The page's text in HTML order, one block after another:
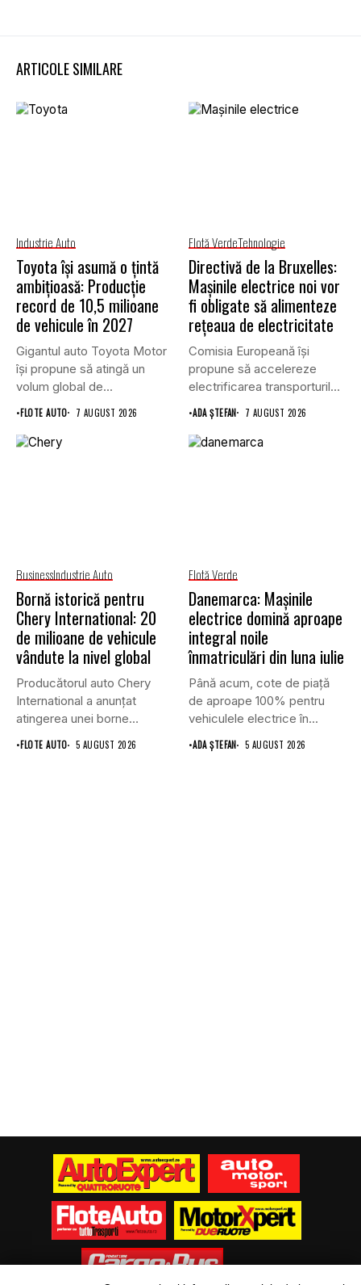
ARTICOLE SIMILARE
Industrie Auto
Toyota își asumă o țintă
ambițioasă: Producție
record de 10,5 milioane
de vehicule în 2027
Gigantul auto Toyota Motor
își propune să atingă un
volum global de...
•FLOTE AUTO 7 AUGUST 2026
Flotă VerdeTehnologie
Directivă de la Bruxelles:
Mașinile electrice noi vor
fi obligate să alimenteze
rețeaua de electricitate
Comisia Europeană își
propune să accelereze
electrificarea transporturilor,
a clădirilor și a...
•ADA ȘTEFAN 7 AUGUST 2026
BusinessIndustrie Auto
Bornă istorică pentru
Chery International: 20
de milioane de vehicule
vândute la nivel global
Producătorul auto Chery
International a anunțat
atingerea unei borne
istorice în industria...
•FLOTE AUTO 5 AUGUST 2026
Flotă Verde
Danemarca: Mașinile
electrice domină aproape
integral noile
înmatriculări din luna iulie
Până acum, cote de piață
de aproape 100% pentru
vehiculele electrice în...
•ADA ȘTEFAN 5 AUGUST 2026